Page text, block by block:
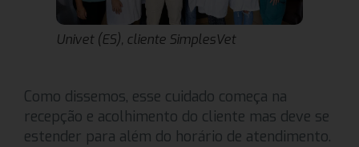
Univet (ES), cliente SimplesVet
Como dissemos, esse cuidado começa na
recepção e acolhimento do cliente mas deve se
estender para além do horário de atendimento.